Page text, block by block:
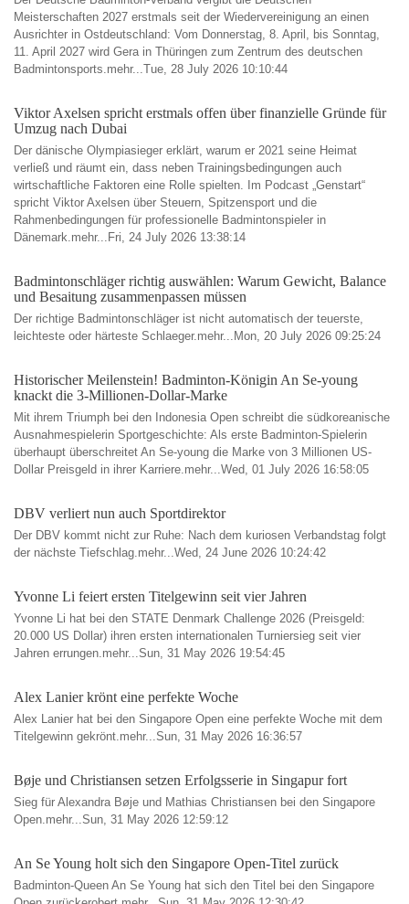
Meisterschaften 2027 erstmals seit der Wiedervereinigung an einen
Ausrichter in Ostdeutschland: Vom Donnerstag, 8. April, bis Sonntag,
11. April 2027 wird Gera in Thüringen zum Zentrum des deutschen
Badmintonsports.mehr...Tue, 28 July 2026 10:10:44
Viktor Axelsen spricht erstmals offen über finanzielle Gründe für
Umzug nach Dubai
Der dänische Olympiasieger erklärt, warum er 2021 seine Heimat
verließ und räumt ein, dass neben Trainingsbedingungen auch
wirtschaftliche Faktoren eine Rolle spielten. Im Podcast „Genstart“
spricht Viktor Axelsen über Steuern, Spitzensport und die
Rahmenbedingungen für professionelle Badmintonspieler in
Dänemark.mehr...Fri, 24 July 2026 13:38:14
Badmintonschläger richtig auswählen: Warum Gewicht, Balance
und Besaitung zusammenpassen müssen
Der richtige Badmintonschläger ist nicht automatisch der teuerste,
leichteste oder härteste Schlaeger.mehr...Mon, 20 July 2026 09:25:24
Historischer Meilenstein! Badminton-Königin An Se-young
knackt die 3-Millionen-Dollar-Marke
Mit ihrem Triumph bei den Indonesia Open schreibt die südkoreanische
Ausnahmespielerin Sportgeschichte: Als erste Badminton-Spielerin
überhaupt überschreitet An Se-young die Marke von 3 Millionen US-
Dollar Preisgeld in ihrer Karriere.mehr...Wed, 01 July 2026 16:58:05
DBV verliert nun auch Sportdirektor
Der DBV kommt nicht zur Ruhe: Nach dem kuriosen Verbandstag folgt
der nächste Tiefschlag.mehr...Wed, 24 June 2026 10:24:42
Yvonne Li feiert ersten Titelgewinn seit vier Jahren
Yvonne Li hat bei den STATE Denmark Challenge 2026 (Preisgeld:
20.000 US Dollar) ihren ersten internationalen Turniersieg seit vier
Jahren errungen.mehr...Sun, 31 May 2026 19:54:45
Alex Lanier krönt eine perfekte Woche
Alex Lanier hat bei den Singapore Open eine perfekte Woche mit dem
Titelgewinn gekrönt.mehr...Sun, 31 May 2026 16:36:57
Bøje und Christiansen setzen Erfolgsserie in Singapur fort
Sieg für Alexandra Bøje und Mathias Christiansen bei den Singapore
Open.mehr...Sun, 31 May 2026 12:59:12
An Se Young holt sich den Singapore Open-Titel zurück
Badminton-Queen An Se Young hat sich den Titel bei den Singapore